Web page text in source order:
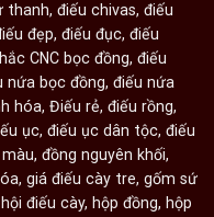
thanh, điếu chivas, điếu
đẹp, điếu đục, điếu
CNC bọc đồng, điếu
nứa bọc đồng, điếu nứa
hóa, Điếu rẻ, điếu rồng,
ục, điếu ục dân tộc, điếu
, đồng nguyên khối,
, giá điếu cày tre, gốm sứ
hội điếu cày, hộp đồng, hộp